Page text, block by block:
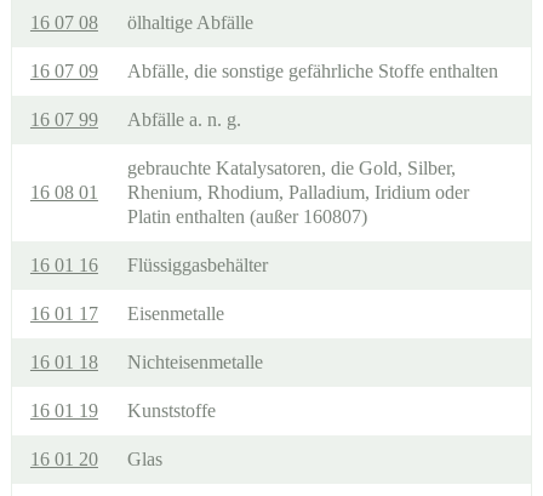
16 07 08 ölhaltige Abfälle
16 07 09 Abfälle, die sonstige gefährliche Stoffe enthalten
16 07 99 Abfälle a. n. g.
16 08 01
gebrauchte Katalysatoren, die Gold, Silber,
Rhenium, Rhodium, Palladium, Iridium oder
Platin enthalten (außer 160807)
16 01 16 Flüssiggasbehälter
16 01 17 Eisenmetalle
16 01 18 Nichteisenmetalle
16 01 19 Kunststoffe
16 01 20 Glas